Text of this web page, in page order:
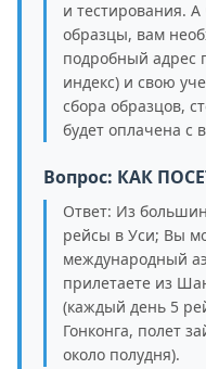
и тестирования.
образцы, вам
подробный адрес
индекс) и свою
сбора образцов,
будет оплачена с
Вопрос: КАК
Ответ: Из
рейсы в Уси; Вы
международный
прилетаете из
(каждый день 5
Гонконга, полет
около полудня).